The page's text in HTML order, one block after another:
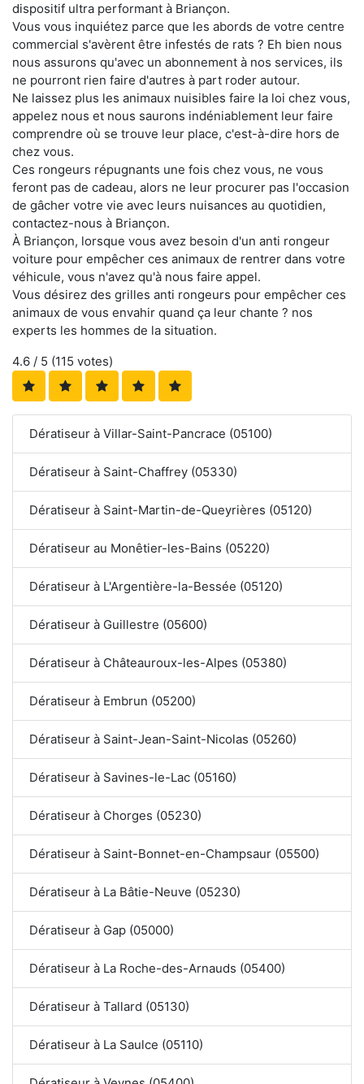
dispositif ultra performant à Briançon.
Vous vous inquiétez parce que les abords de votre centre
commercial s'avèrent être infestés de rats ? Eh bien nous
nous assurons qu'avec un abonnement à nos services, ils
ne pourront rien faire d'autres à part roder autour.
Ne laissez plus les animaux nuisibles faire la loi chez vous,
appelez nous et nous saurons indéniablement leur faire
comprendre où se trouve leur place, c'est-à-dire hors de
chez vous.
Ces rongeurs répugnants une fois chez vous, ne vous
feront pas de cadeau, alors ne leur procurer pas l'occasion
de gâcher votre vie avec leurs nuisances au quotidien,
contactez-nous à Briançon.
À Briançon, lorsque vous avez besoin d'un anti rongeur
voiture pour empêcher ces animaux de rentrer dans votre
véhicule, vous n'avez qu'à nous faire appel.
Vous désirez des grilles anti rongeurs pour empêcher ces
animaux de vous envahir quand ça leur chante ? nos
experts les hommes de la situation.
4.6 / 5 (115 votes)
Dératiseur à Villar-Saint-Pancrace (05100)
Dératiseur à Saint-Chaffrey (05330)
Dératiseur à Saint-Martin-de-Queyrières (05120)
Dératiseur au Monêtier-les-Bains (05220)
Dératiseur à L'Argentière-la-Bessée (05120)
Dératiseur à Guillestre (05600)
Dératiseur à Châteauroux-les-Alpes (05380)
Dératiseur à Embrun (05200)
Dératiseur à Saint-Jean-Saint-Nicolas (05260)
Dératiseur à Savines-le-Lac (05160)
Dératiseur à Chorges (05230)
Dératiseur à Saint-Bonnet-en-Champsaur (05500)
Dératiseur à La Bâtie-Neuve (05230)
Dératiseur à Gap (05000)
Dératiseur à La Roche-des-Arnauds (05400)
Dératiseur à Tallard (05130)
Dératiseur à La Saulce (05110)